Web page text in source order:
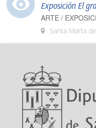
Exposición El
ARTE /
Santa Marta